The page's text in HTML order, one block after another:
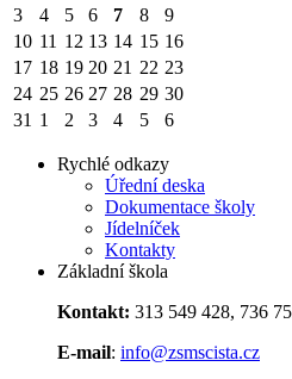
3
4 5 6 7 8
9
10 11 12 13 14 15 16
17 18 19 20 21 22 23
24 25 26 27 28 29 30
31 1 2 3 4 5 6
Rychlé odkazy
Úřední deska
Dokumentace školy
Jídelníček
Kontakty
Základní škola
Kontakt: 313 549 428, 736
E-mail: info@zsmscista.cz